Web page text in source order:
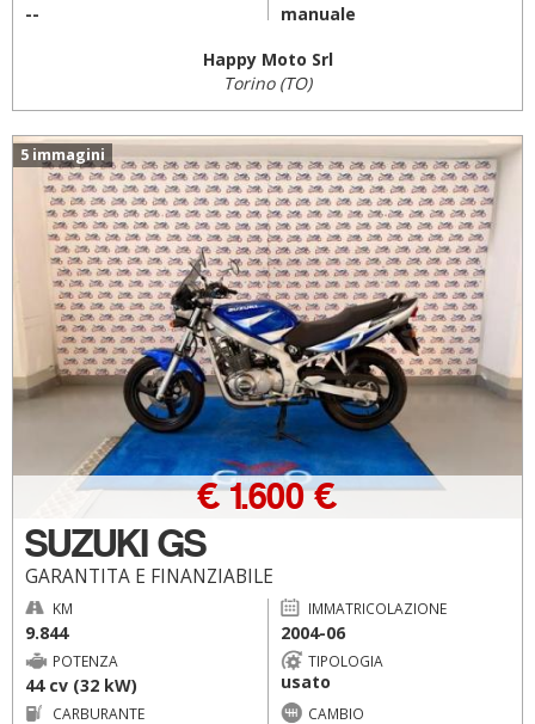
-- manuale
Happy Moto Srl
Torino (TO)
5 immagini
SUZUKI GS
GARANTITA E FINANZIABILE
€ 1.600 €
KM
9.844
IMMATRICOLAZIONE
2004-06
POTENZA
44 cv (32 kW)
TIPOLOGIA
usato
CARBURANTE CAMBIO